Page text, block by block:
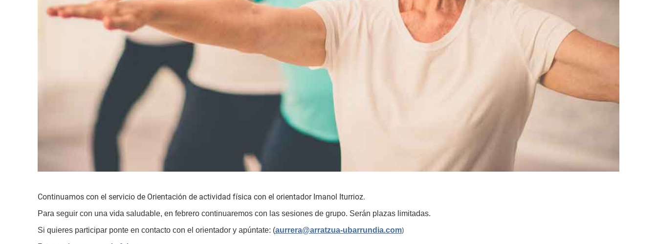
Continuamos con el servicio de Orientación de actividad física con el orientador Imanol Iturrioz.
Para seguir con una vida saludable, en febrero continuaremos con las sesiones de grupo. Serán plazas limitadas.
Si quieres participar ponte en contacto con el orientador y apúntate: (aurrera@arratzua-ubarrundia.com)